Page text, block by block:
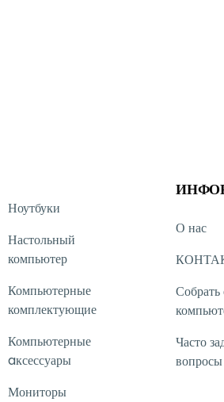
Ноутбуки
Настольный
компьютер
Компьютерные
комплектующие
Компьютерные
aксессуары
Мониторы
О нас
Собрать
Часто
вопросы